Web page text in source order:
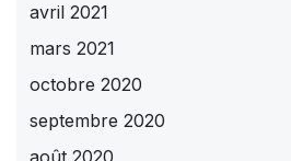
avril 2021
mars 2021
octobre 2020
septembre 2020
août 2020